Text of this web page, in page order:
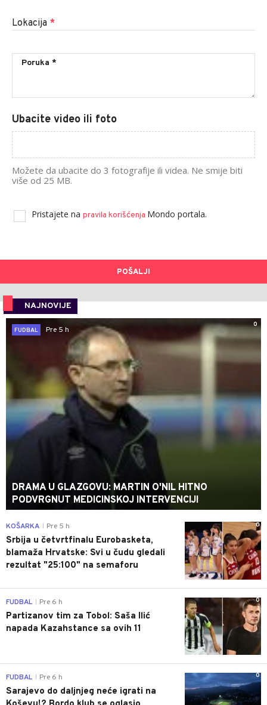
Lokacija *
Ubacite video ili foto
Možete da ubacite do 3 fotografije ili videa. Ne smije biti
više od 25 MB.
Pristajete na pravila korišćenja Mondo portala.
POŠALJI
NAJNOVIJE
0
FUDBAL
Pre 5 h
DRAMA U GLAZGOVU: MARTIN O'NIL HITNO
PODVRGNUT MEDICINSKOJ INTERVENCIJI
0
KOŠARKA Pre 5 h
Srbija u četvrtfinalu Eurobasketa,
blamaža Hrvatske: Svi u čudu gledali
rezultat "25:100" na semaforu
0
FUDBAL Pre 6 h
Partizanov tim za Tobol: Saša Ilić
napada Kazahstance sa ovih 11
0
FUDBAL Pre 6 h
Sarajevo do daljnjeg neće igrati na